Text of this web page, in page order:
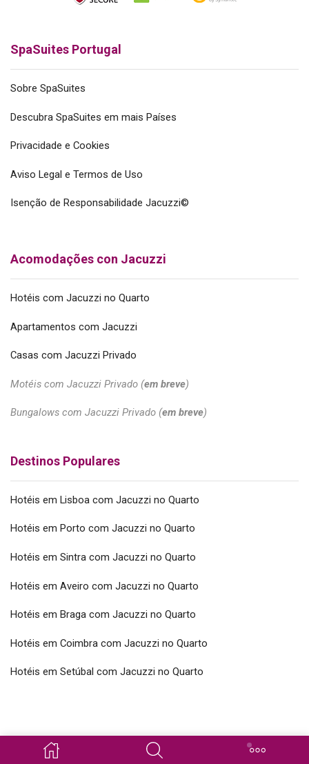
SpaSuites Portugal
Sobre SpaSuites
Descubra SpaSuites em mais Países
Privacidade e Cookies
Aviso Legal e Termos de Uso
Isenção de Responsabilidade Jacuzzi©
Acomodações con Jacuzzi
Hotéis com Jacuzzi no Quarto
Apartamentos com Jacuzzi
Casas com Jacuzzi Privado
Motéis com Jacuzzi Privado (em breve)
Bungalows com Jacuzzi Privado (em breve)
Destinos Populares
Hotéis em Lisboa com Jacuzzi no Quarto
Hotéis em Porto com Jacuzzi no Quarto
Hotéis em Sintra com Jacuzzi no Quarto
Hotéis em Aveiro com Jacuzzi no Quarto
Hotéis em Braga com Jacuzzi no Quarto
Hotéis em Coimbra com Jacuzzi no Quarto
Hotéis em Setúbal com Jacuzzi no Quarto